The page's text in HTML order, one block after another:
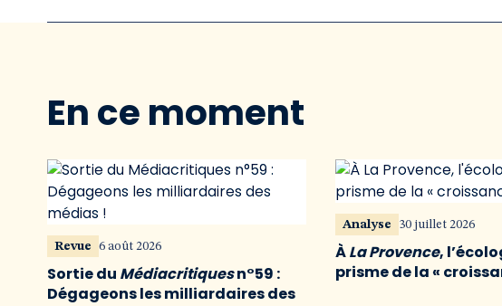
En ce moment
Revue 6 août 2026
Sortie du Médiacritiquesn°59 :
Dégageons les milliardaires des
Analyse 30 juillet 2026
ÀLa Provence,
prisme de la «